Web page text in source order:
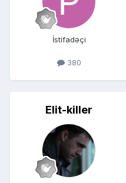
İstifadəçi
380
Elit-killer